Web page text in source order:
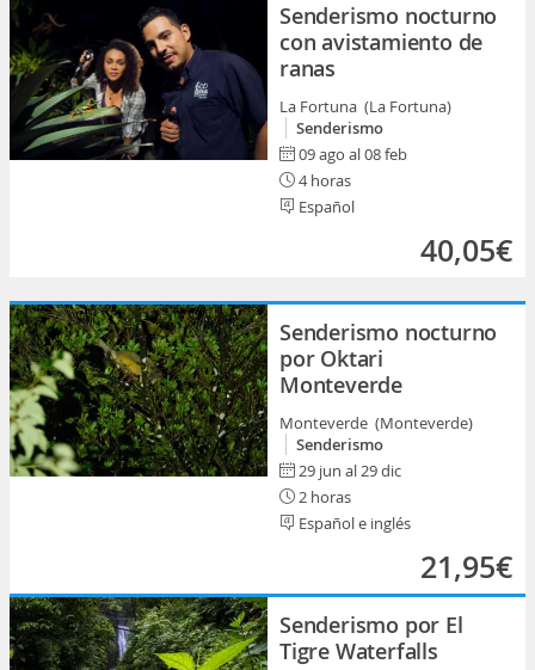
Senderismo nocturno
con avistamiento de
ranas
La Fortuna (La Fortuna)
Senderismo
09 ago al 08 feb
4 horas
Español
40,05€
Senderismo nocturno
por Oktari
Monteverde
Monteverde (Monteverde)
Senderismo
29 jun al 29 dic
2 horas
Español e inglés
21,95€
Senderismo por El
Tigre Waterfalls